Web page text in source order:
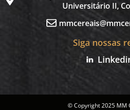
Universitário II,
Siga nossas
© Copyright 2025 MM